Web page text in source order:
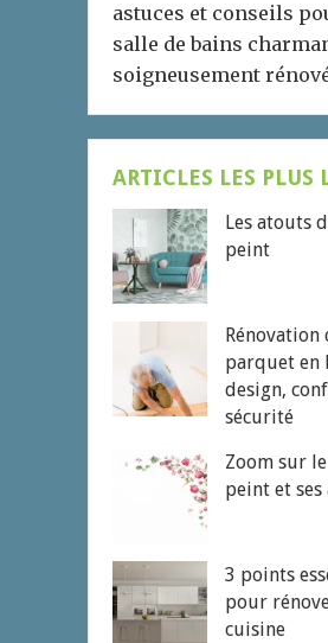
astuces et conseils
salle de bains
soigneusement
ARTICLES LES PLUS
Les atouts
peint
Rénovation
parquet en
design,
sécurité
Zoom sur
peint et ses
3 points
pour
cuisine